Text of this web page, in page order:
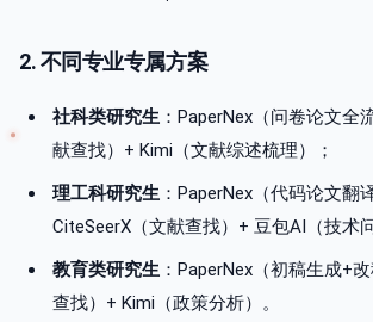
2. 不同专业专属方案
社科类研究生 ：PaperNex（问卷论文全
献查找）+ Kimi（文献综述梳理）；
理工科研究生 ：PaperNex（代码论文翻
CiteSeerX（文献查找）+ 豆包AI（技术
教育类研究生 ：PaperNex（初稿生成+
查找）+ Kimi（政策分析）。